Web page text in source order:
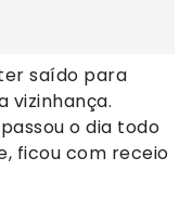
saído para
vizinhança.
o dia todo
ficou com receio